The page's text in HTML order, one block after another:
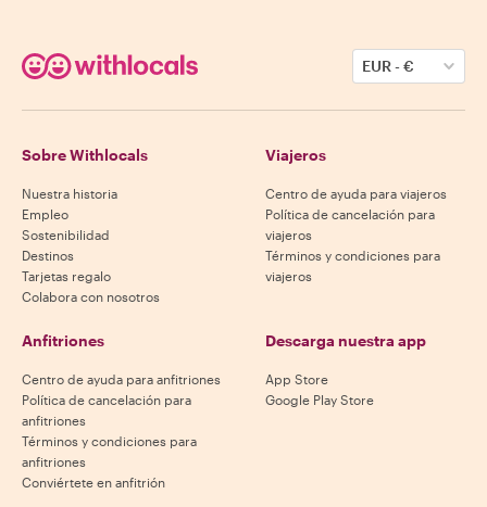
EUR-€
Sobre Withlocals
Nuestra historia
Empleo
Sostenibilidad
Destinos
Tarjetas regalo
Colabora con nosotros
Viajeros
Centro de ayuda para viajeros
Política de cancelación para
viajeros
Términos y condiciones para
viajeros
Anfitriones
Centro de ayuda para anfitriones
Política de cancelación para
anfitriones
Términos y condiciones para
anfitriones
Conviértete en anfitrión
Descarga nuestra app
App Store
Google Play Store